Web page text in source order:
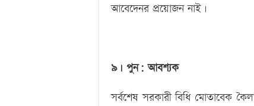
আবেদেনর প্রয়োজন নাই।
৯। পুন: আবশ্যক
সর্বশেষ সরকারী বিধি মোতাবেক